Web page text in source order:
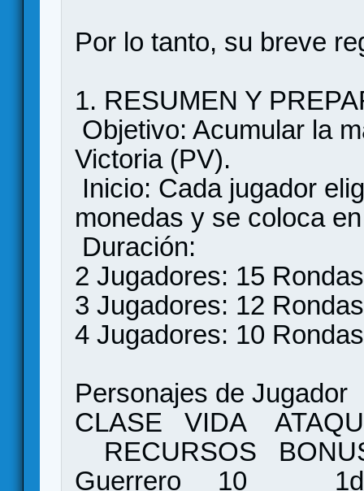
Por lo tanto, su breve
1. RESUMEN Y
Objetivo: Acumular la
Victoria (PV).
Inicio: Cada jugador
monedas y se coloca
Duración:
2 Jugadores: 15
3 Jugadores: 12
4 Jugadores: 10
Personajes de Jugador
CLASE VIDA
RECURSOS
Guerrero